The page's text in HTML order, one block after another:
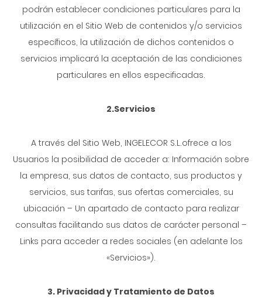
podrán establecer condiciones particulares para la
utilización en el Sitio Web de contenidos y/o servicios
específicos, la utilización de dichos contenidos o
servicios implicará la aceptación de las condiciones
particulares en ellos especificadas.
2.Servicios
A través del Sitio Web, INGELECOR S.L.ofrece a los
Usuarios la posibilidad de acceder a: Información sobre
la empresa, sus datos de contacto, sus productos y
servicios, sus tarifas, sus ofertas comerciales, su
ubicación – Un apartado de contacto para realizar
consultas facilitando sus datos de carácter personal –
Links para acceder a redes sociales (en adelante los
«Servicios»).
3. Privacidad y Tratamiento de Datos